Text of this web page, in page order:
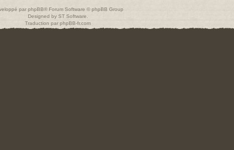
par phpBB® Forum Software © phpBB Group
Designed by ST Software
Traduction par phpBB-fr.com